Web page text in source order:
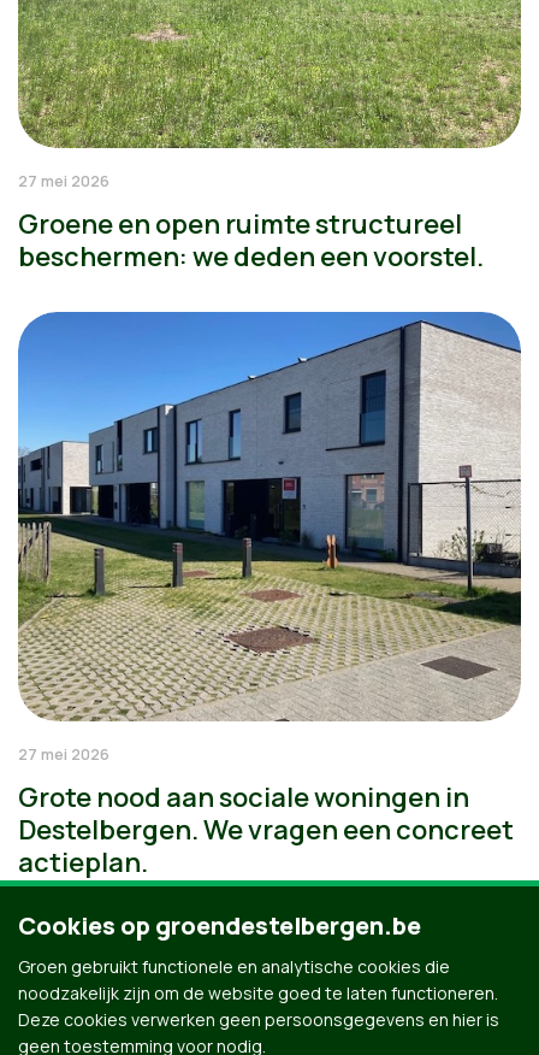
27 mei 2026
Groene en open ruimte structureel
beschermen: we deden een voorstel.
27 mei 2026
Grote nood aan sociale woningen in
Destelbergen. We vragen een concreet
actieplan.
Cookies op groendestelbergen.be
Groen gebruikt functionele en analytische cookies die
noodzakelijk zijn om de website goed te laten functioneren.
Deze cookies verwerken geen persoonsgegevens en hier is
geen toestemming voor nodig.